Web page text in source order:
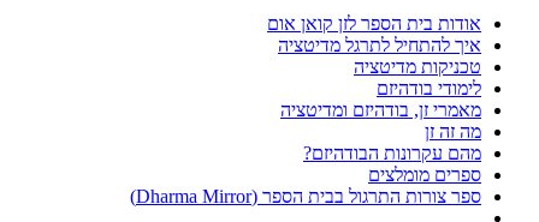
אודות בית הספר לזן קואן אום
איך להתחיל לתרגל מדיטציה
טכניקות מדיטציה
לימודי בודהיזם
מאמרי זן, בודהיזם ומדיטציה
מה זה זן
מהם עקרונות הבודהיזם?
ספרים מומלצים
ספר צורות התרגול בבית הספר (Dharma Mirror)